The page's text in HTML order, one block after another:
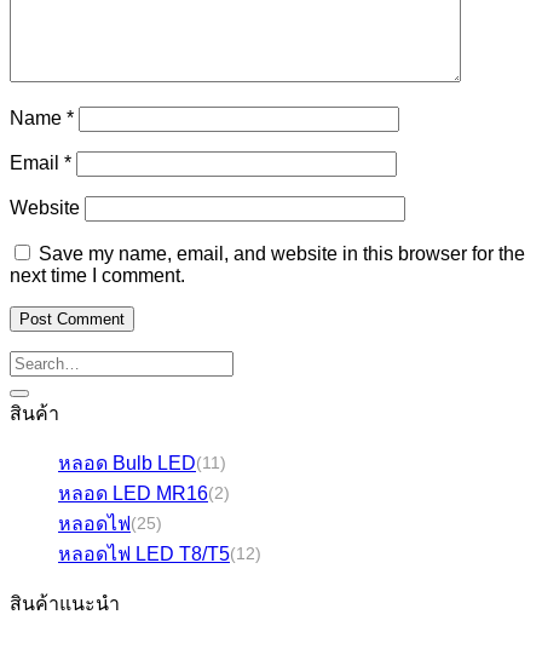
Name *
Email *
Website
Save my name, email, and website in this browser for the
next time I comment.
สินค้า
หลอด Bulb LED(11)
หลอด LED MR16(2)
หลอดไฟ (25)
หลอดไฟ LED T8/T5(12)
สินค้าแนะนำ